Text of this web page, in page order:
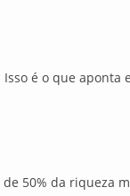
é o que aponta
50% da riqueza